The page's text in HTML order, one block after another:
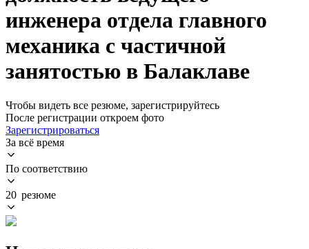
инженера отдела главного
механика с частичной
занятостью в Балаклаве
Чтобы видеть все резюме, зарегистрируйтесь
После регистрации откроем фото
Зарегистрироваться
За всё время
По соответствию
20 резюме